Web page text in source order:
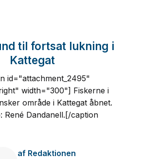
til fortsat lukning i
Kattegat
id="attachment_2495"
width="300"] Fiskerne i
område i Kattegat åbnet.
René Dandanell.[/caption
af Redaktionen